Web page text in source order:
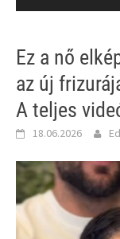
Ez a nő
az új
A teljes
18.06.2026